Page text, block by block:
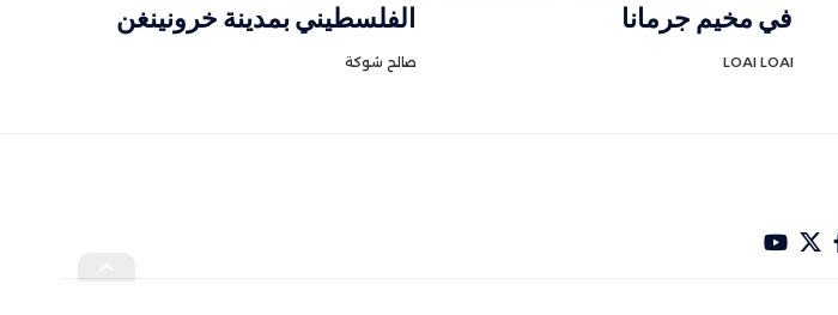
في مخيم جرمانا
LOAI LOAI
الفلسطيني بمدينة خرونينغن
صالح شوكة